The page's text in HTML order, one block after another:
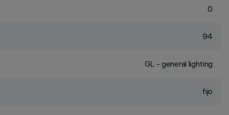
0
94
GL - general lighting
fijo